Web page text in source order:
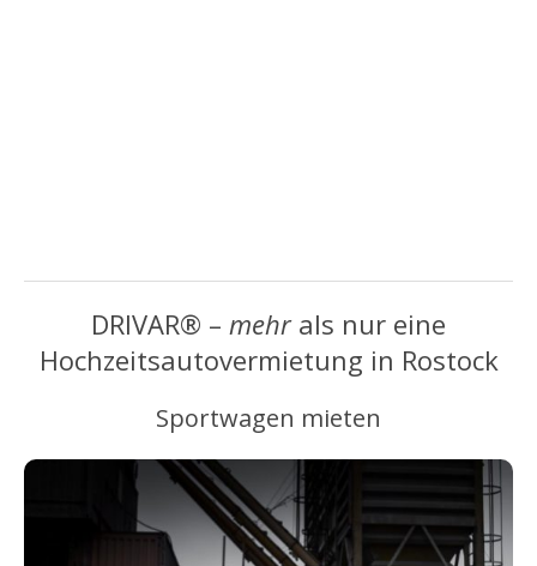
DRIVAR® – mehrals nur eine
Hochzeitsautovermietung in Rostock
Sportwagen mieten